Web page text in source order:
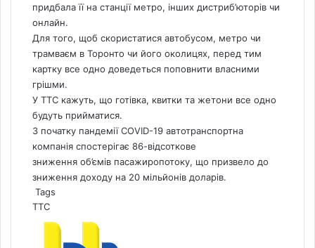
придбала її на станції метро, інших дистриб’юторів чи
онлайн.
Для того, щоб скористатися автобусом, метро чи
трамваєм в Торонто чи його околицях, перед тим
картку все одно доведеться поповнити власними
грішми.
У ТТС кажуть, що готівка, квитки та жетони все одно
будуть прийматися.
З початку пандемії COVID-19 автотранспортна
компанія спостерігає 86-відсоткове
зниження об’ємів пасажиропотоку, що призвело до
зниження доходу на 20 мільйонів доларів.
Tags
ТТС